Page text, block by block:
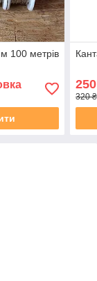
100 метрів
250
320